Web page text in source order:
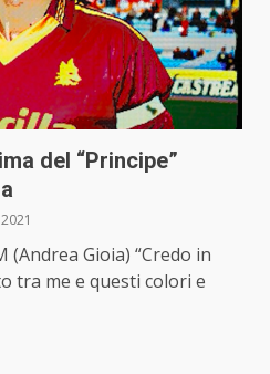
del “Principe”
(Andrea Gioia) “Credo in
tra me e questi colori e